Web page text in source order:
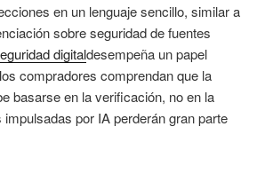
en un lenguaje sencillo, similar a
sobre seguridad de fuentes
digitaldesempeña un papel
compradores comprendan que la
basarse en la verificación, no en la
por IA perderán gran parte